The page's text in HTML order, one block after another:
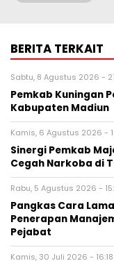
BERITA TERKAIT
Sabtu, 8 Agustus 2026 -
Pemkab Kuningan
Kabupaten Madiun
Kamis, 6 Agustus 2026 -
Sinergi Pemkab
Cegah Narkoba di
Rabu, 5 Agustus 2026 -
Pangkas Cara
Penerapan
Pejabat
Kamis, 30 Juli 2026 - 16:18